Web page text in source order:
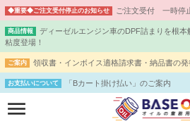
◆重要◆ご注文受付停止のお知らせ ご注文受付 一時停
商品情報
ディーゼルエンジン車のDPF詰まりを根
粘度登場！
ご案内 領収書・インボイス適格請求書・納品書の発
お支払いについて 「Bカート掛け払い」のご案内